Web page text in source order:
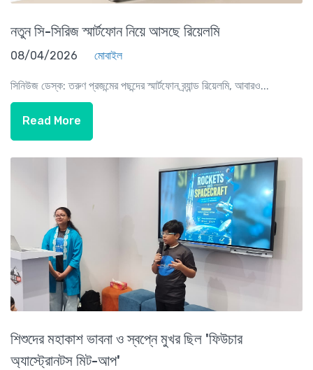
নতুন সি-সিরিজ স্মার্টফোন নিয়ে আসছে রিয়েলমি
08/04/2026 মোবাইল
সিনিউজ ডেস্ক: তরুণ প্রজন্মের পছন্দের স্মার্টফোন ব্র্যান্ড রিয়েলমি, আবারও...
Read More
শিশুদের মহাকাশ ভাবনা ও স্বপ্নে মুখর ছিল 'ফিউচার
অ্যাস্ট্রোনটস মিট-আপ'